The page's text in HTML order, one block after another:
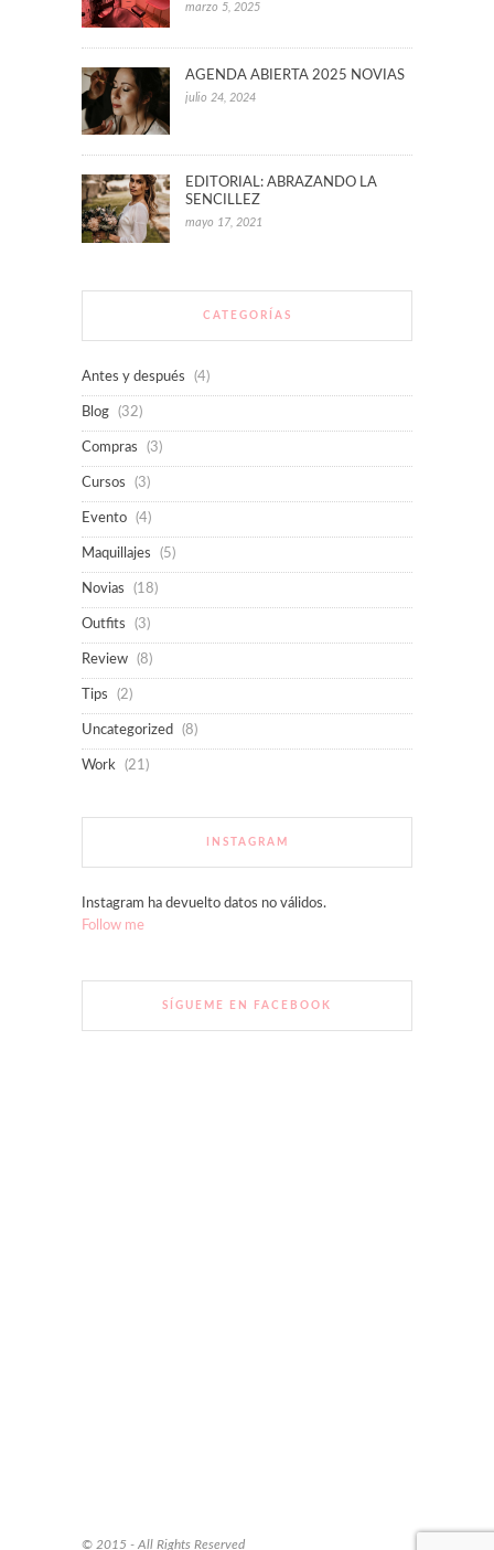
marzo 5, 2025
AGENDA ABIERTA 2025 NOVIAS
julio 24, 2024
EDITORIAL: ABRAZANDO LA
SENCILLEZ
mayo 17, 2021
CATEGORÍAS
Antes y después (4)
Blog (32)
Compras (3)
Cursos (3)
Evento (4)
Maquillajes (5)
Novias (18)
Outfits (3)
Review (8)
Tips (2)
Uncategorized (8)
Work (21)
INSTAGRAM
Instagram ha devuelto datos no válidos.
Follow me
SÍGUEME EN FACEBOOK
© 2015 - All Rights Reserved